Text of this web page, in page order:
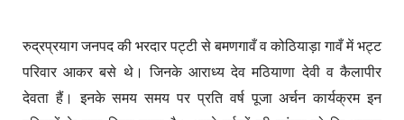
रुद्रप्रयाग जनपद की भरदार पट्टी से बमणगावँ व कोठियाड़ा गावँ में भट्ट
परिवार आकर बसे थे। जिनके आराध्य देव मठियाणा देवी व कैलापीर
देवता हैं। इनके समय समय पर प्रति वर्ष पूजा अर्चन कार्यक्रम इन